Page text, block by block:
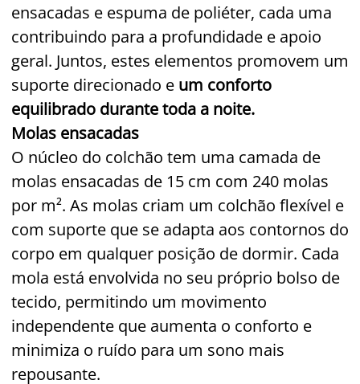
ensacadas e espuma de poliéter, cada uma
contribuindo para a profundidade e apoio
geral. Juntos, estes elementos promovem um
suporte direcionado e um conforto
equilibrado durante toda a noite.
Molas ensacadas
O núcleo do colchão tem uma camada de
molas ensacadas de 15 cm com 240 molas
por m². As molas criam um colchão flexível e
com suporte que se adapta aos contornos do
corpo em qualquer posição de dormir. Cada
mola está envolvida no seu próprio bolso de
tecido, permitindo um movimento
independente que aumenta o conforto e
minimiza o ruído para um sono mais
repousante.